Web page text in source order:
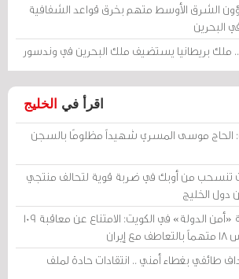
الشرق الأوسط متهم بخرق قواعد الشفافية
البحرين
.. ملك بريطانيا يستضيف ملك البحرين في وندسور
اقرأ في الخليج
الحاج موسى المسري شهيداً مظلومًا بالسجن
تنسحب من أوبك في ضربة قوية لتحالف منتجي
دول الخليج
محكمة «أمن الدولة» في الكويت: الامتناع عن معاقبة 109
طائفي بغطاء أمني .. انتقادات حادة لملف